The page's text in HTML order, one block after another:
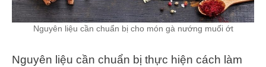
Nguyên liệu cần chuẩn bị cho món gà nướng muối ớt
Nguyên liệu cần chuẩn bị thực hiện cách làm